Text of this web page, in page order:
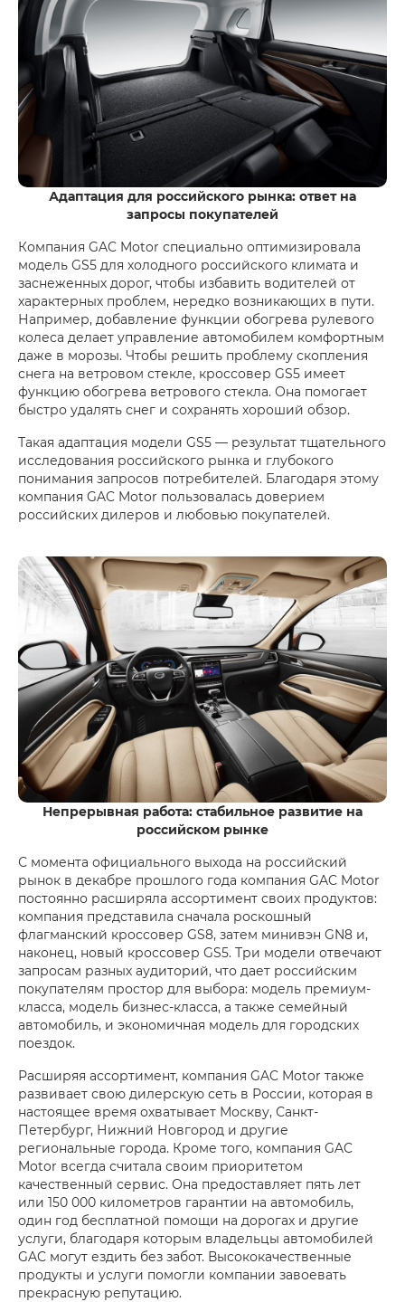
Адаптация для российского рынка: ответ на
запросы покупателей
Компания GAC Motor специально оптимизировала
модель GS5 для холодного российского климата и
заснеженных дорог, чтобы избавить водителей от
характерных проблем, нередко возникающих в пути.
Например, добавление функции обогрева рулевого
колеса делает управление автомобилем комфортным
даже в морозы. Чтобы решить проблему скопления
снега на ветровом стекле, кроссовер GS5 имеет
функцию обогрева ветрового стекла. Она помогает
быстро удалять снег и сохранять хороший обзор.
Такая адаптация модели GS5 — результат тщательного
исследования российского рынка и глубокого
понимания запросов потребителей. Благодаря этому
компания GAC Motor пользовалась доверием
российских дилеров и любовью покупателей.
Непрерывная работа: стабильное развитие на
российском рынке
С момента официального выхода на российский
рынок в декабре прошлого года компания GAC Motor
постоянно расширяла ассортимент своих продуктов:
компания представила сначала роскошный
флагманский кроссовер GS8, затем минивэн GN8 и,
наконец, новый кроссовер GS5. Три модели отвечают
запросам разных аудиторий, что дает российским
покупателям простор для выбора: модель премиум-
класса, модель бизнес-класса, а также семейный
автомобиль, и экономичная модель для городских
поездок.
Расширяя ассортимент, компания GAC Motor также
развивает свою дилерскую сеть в России, которая в
настоящее время охватывает Москву, Санкт-
Петербург, Нижний Новгород и другие
региональные города. Кроме того, компания GAC
Motor всегда считала своим приоритетом
качественный сервис. Она предоставляет пять лет
или 150 000 километров гарантии на автомобиль,
один год бесплатной помощи на дорогах и другие
услуги, благодаря которым владельцы автомобилей
GAC могут ездить без забот. Высококачественные
продукты и услуги помогли компании завоевать
прекрасную репутацию.